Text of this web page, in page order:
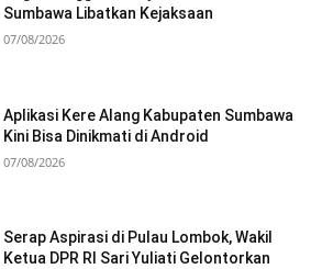
Sumbawa Libatkan Kejaksaan
07/08/2026
Aplikasi Kere Alang Kabupaten Sumbawa
Kini Bisa Dinikmati di Android
07/08/2026
Serap Aspirasi di Pulau Lombok, Wakil
Ketua DPR RI Sari Yuliati Gelontorkan